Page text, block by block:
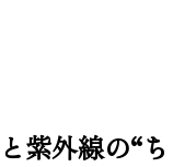
紫外線の“